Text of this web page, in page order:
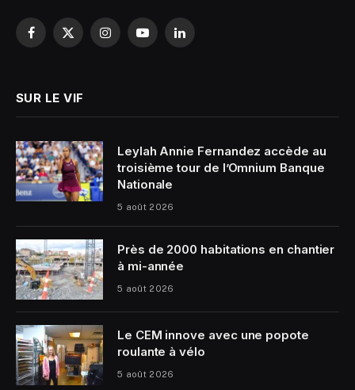
Facebook
X
InstagramYouTubeLinkedIn
SUR LE VIF
Leylah Annie Fernandez accède au
troisième tour de l’Omnium Banque
Nationale
5 août 2026
Près de 2000 habitations en chantier
à mi-année
5 août 2026
Le CEM innove avec une popote
roulante à vélo
5 août 2026